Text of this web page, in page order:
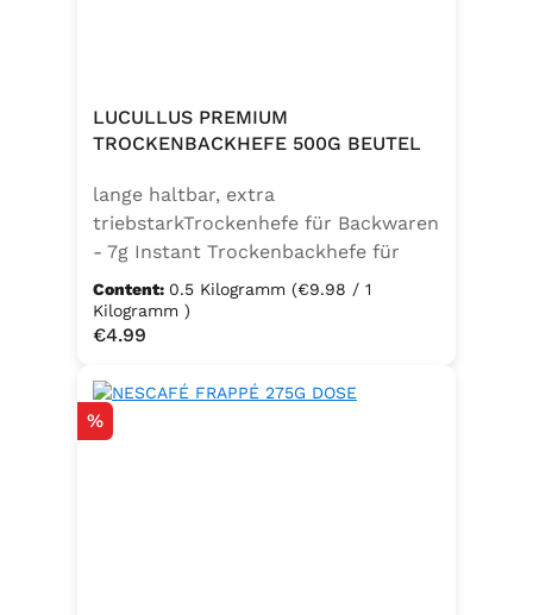
LUCULLUS PREMIUM
TROCKENBACKHEFE 500G BEUTEL
lange haltbar, extra
triebstarkTrockenhefe für Backwaren
- 7g Instant Trockenbackhefe für
500g Weizenmehl, entspricht 25g
FrischhefeZutaten: Trockenbackhefe,
Emulgator Sorbitanmonostearat
Content: 0.5 Kilogramm (€9.98 / 1
Kilogramm )
Regular price:
€4.99
Discount
%